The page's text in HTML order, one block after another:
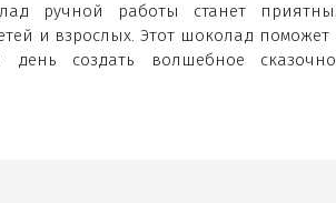
ручной работы станет
и взрослых. Этот шоколад поможет
создать волшебное